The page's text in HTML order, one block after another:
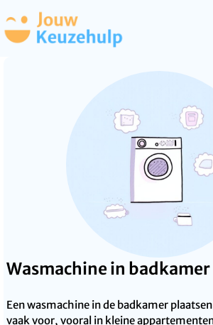
Wasmachine in badkamer
Een wasmachine in de badkamer
vaak voor, vooral in kleine